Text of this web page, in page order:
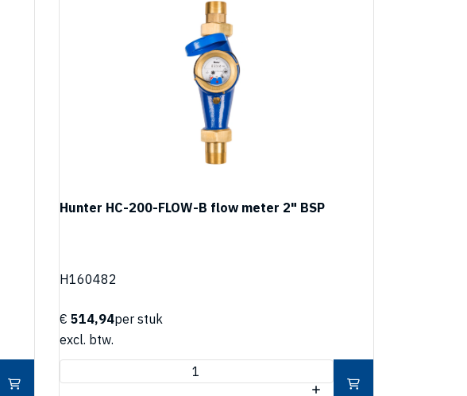
Hunter HC-200-FLOW-B flow meter 2" BSP
H160482
€ 514,94per stuk
excl. btw.